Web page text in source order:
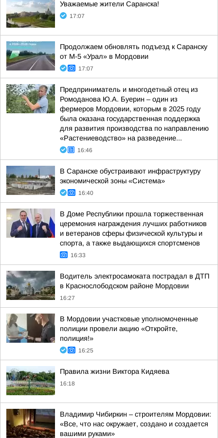
Уважаемые жители Саранска!
17:07
Продолжаем обновлять подъезд к Саранску
от М-5 «Урал» в Мордовии
17:07
Предприниматель и многодетный отец из
Ромоданова Ю.А. Буерин – один из
фермеров Мордовии, которым в 2025 году
была оказана государственная поддержка
для развития производства по направлению
«Растениеводство» на разведение...
16:46
В Саранске обустраивают инфраструктуру
экономической зоны «Система»
16:40
В Доме Республики прошла торжественная
церемония награждения лучших работников
и ветеранов сферы физической культуры и
спорта, а также выдающихся спортсменов
16:33
Водитель электросамоката пострадал в ДТП
в Краснослободском районе Мордовии
16:27
В Мордовии участковые уполномоченные
полиции провели акцию «Откройте,
полиция!»
16:25
Правила жизни Виктора Кидяева
16:18
Владимир Чибиркин – строителям Мордовии:
«Все, что нас окружает, создано и создается
вашими руками»